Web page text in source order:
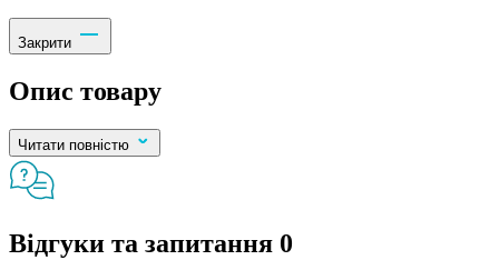
Закрити
Опис товару
Читати повністю
Відгуки та запитання 0